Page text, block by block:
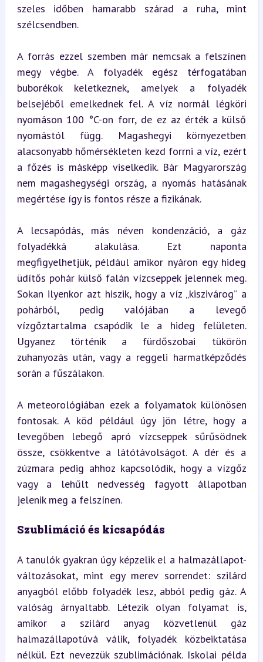
szeles időben hamarabb szárad a ruha, mint
szélcsendben.
A forrás ezzel szemben már nemcsak a felszínen
megy végbe. A folyadék egész térfogatában
buborékok keletkeznek, amelyek a folyadék
belsejéből emelkednek fel. A víz normál légköri
nyomáson 100 °C-on forr, de ez az érték a külső
nyomástól függ. Magashegyi környezetben
alacsonyabb hőmérsékleten kezd forrni a víz, ezért
a főzés is másképp viselkedik. Bár Magyarország
nem magashegységi ország, a nyomás hatásának
megértése így is fontos része a fizikának.
A lecsapódás, más néven kondenzáció, a gáz
folyadékká alakulása. Ezt naponta
megfigyelhetjük, például amikor nyáron egy hideg
üdítős pohár külső falán vízcseppek jelennek meg.
Sokan ilyenkor azt hiszik, hogy a víz „kiszivárog” a
pohárból, pedig valójában a levegő
vízgőztartalma csapódik le a hideg felületen.
Ugyanez történik a fürdőszobai tükörön
zuhanyozás után, vagy a reggeli harmatképződés
során a fűszálakon.
A meteorológiában ezek a folyamatok különösen
fontosak. A köd például úgy jön létre, hogy a
levegőben lebegő apró vízcseppek sűrűsödnek
össze, csökkentve a látótávolságot. A dér és a
zúzmara pedig ahhoz kapcsolódik, hogy a vízgőz
vagy a lehűlt nedvesség fagyott állapotban
jelenik meg a felszínen.
Szublimáció és kicsapódás
A tanulók gyakran úgy képzelik el a halmazállapot-
változásokat, mint egy merev sorrendet: szilárd
anyagból előbb folyadék lesz, abból pedig gáz. A
valóság árnyaltabb. Létezik olyan folyamat is,
amikor a szilárd anyag közvetlenül gáz
halmazállapotúvá válik, folyadék közbeiktatása
nélkül. Ezt nevezzük szublimációnak. Iskolai példa